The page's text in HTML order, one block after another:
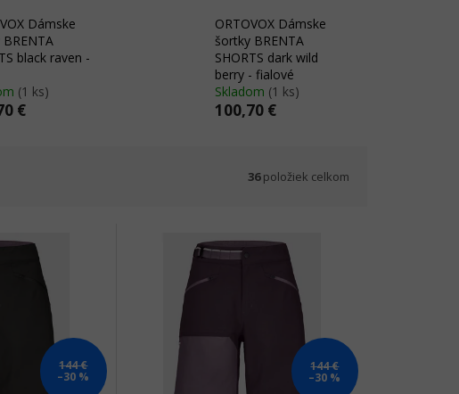
Dámske
black raven -
(1 ks)
€
ORTOVOX Dámske
šortky BRENTA
SHORTS dark wild
berry - fialové
Skladom (1 ks)
100,70 €
36položiek celkom
144 €
–30 %
144 €
–30 %